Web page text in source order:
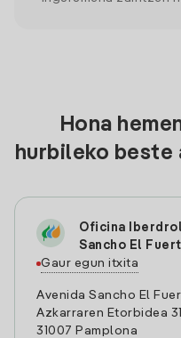
Hona
hurbileko beste
Oficina
Sancho El
Gaur egun itxita
Avenida Sancho El
Azkarraren Etorbidea 31
31007 Pamplona